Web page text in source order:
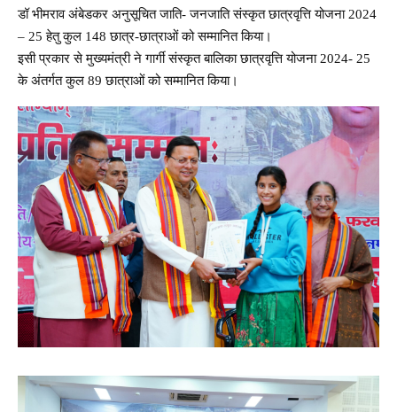
डॉ भीमराव अंबेडकर अनुसूचित जाति- जनजाति संस्कृत छात्रवृत्ति योजना 2024
– 25 हेतु कुल 148 छात्र-छात्राओं को सम्मानित किया।
इसी प्रकार से मुख्यमंत्री ने गार्गी संस्कृत बालिका छात्रवृत्ति योजना 2024- 25
के अंतर्गत कुल 89 छात्राओं को सम्मानित किया।